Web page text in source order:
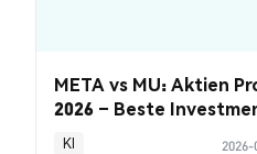
META vs MU: Aktien
2026 – Beste
KI 2026-